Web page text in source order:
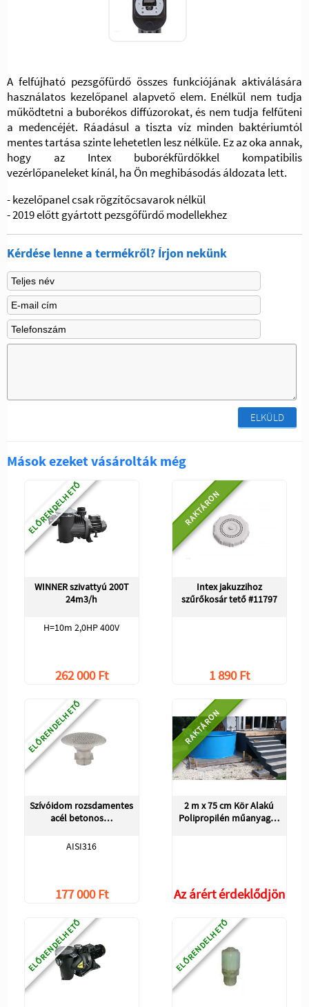
A felfújható pezsgőfürdő összes funkciójának aktiválására
használatos kezelőpanel alapvető elem. Enélkül nem tudja
működtetni a buborékos diffúzorokat, és nem tudja felfűteni
a medencéjét. Ráadásul a tiszta víz minden baktériumtól
mentes tartása szinte lehetetlen lesz nélküle. Ez az oka annak,
hogy az Intex buborékfürdőkkel kompatibilis
vezérlőpaneleket kínál, ha Ön meghibásodás áldozata lett.
- kezelőpanel csak rögzítőcsavarok nélkül
- 2019 előtt gyártott pezsgőfürdő modellekhez
Kérdése lenne a termékről? Írjon nekünk
ELKÜLD
Mások ezeket vásárolták még
ELŐRENDELHETŐ
WINNER szivattyú 200T
24m3/h
H=10m 2,0HP 400V
262 000 Ft
RAKTÁRON
Intex jakuzzihoz
szűrőkosár tető #11797
1 890 Ft
ELŐRENDELHETŐ
Szívóidom rozsdamentes
acél betonos…
AISI316
177 000 Ft
RAKTÁRON
2 m x 75 cm Kör Alakú
Polipropilén műanyag…
Az árért érdeklődjön
ELŐRENDELHETŐ ELŐRENDELHETŐ